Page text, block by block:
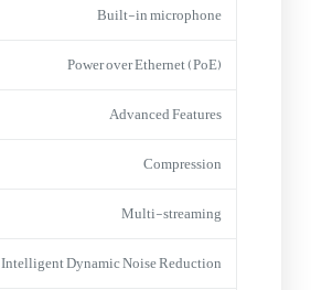
Built-in microphone
Power over Ethernet (PoE)
Advanced Features
Compression
Multi-streaming
Intelligent Dynamic Noise Reduction